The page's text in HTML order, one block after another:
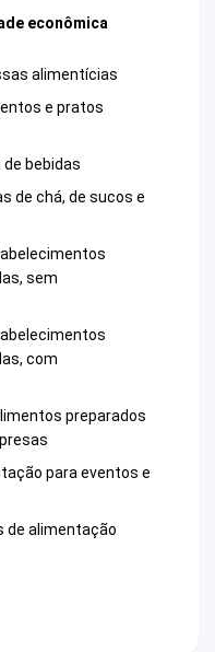
econômica
alimentícias
e pratos
bebidas
de chá, de sucos e
sem
com
preparados
para eventos e
de alimentação